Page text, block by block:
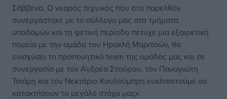
Σάββενα. Ο νεαρός τεχνικός που στο παρελθόν
συνεργάστηκε με το σύλλογο μας στα τμήματα
υποδομών και τη φετινή περίοδο πέτυχε μια εξαιρετική
πορεία με την ομάδα του Ηρακλή Μαριτσών, θα
ενισχύσει το προπονητικό team της ομάδας μας και σε
συνεργασία με τον Ανδρέα Σταύρου, τον Παναγιώτη
Τσιάμη και τον Νεκτάριο Κουλούμπρη ευελπιστούμε να
κατακτήσουν το μεγάλο στόχο μας».